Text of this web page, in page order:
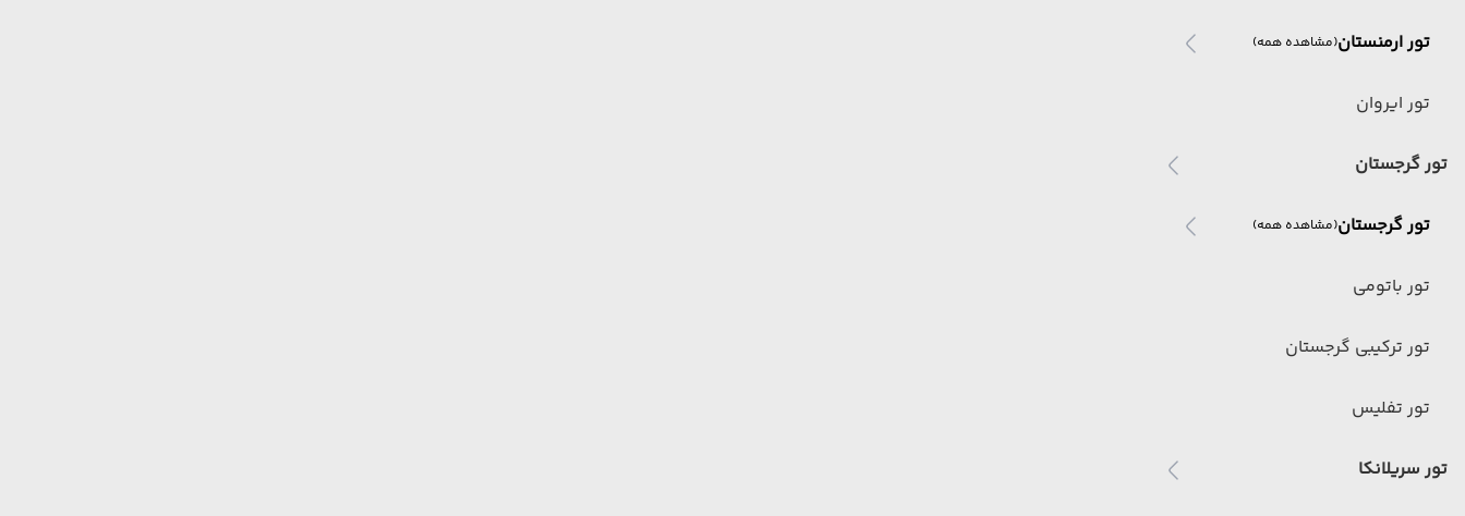
تور ارمنستان(مشاهده همه)
تور ایروان
تور گرجستان
تور گرجستان(مشاهده همه)
تور باتومی
تور ترکیبی گرجستان
تور تفلیس
تور سریلانکا